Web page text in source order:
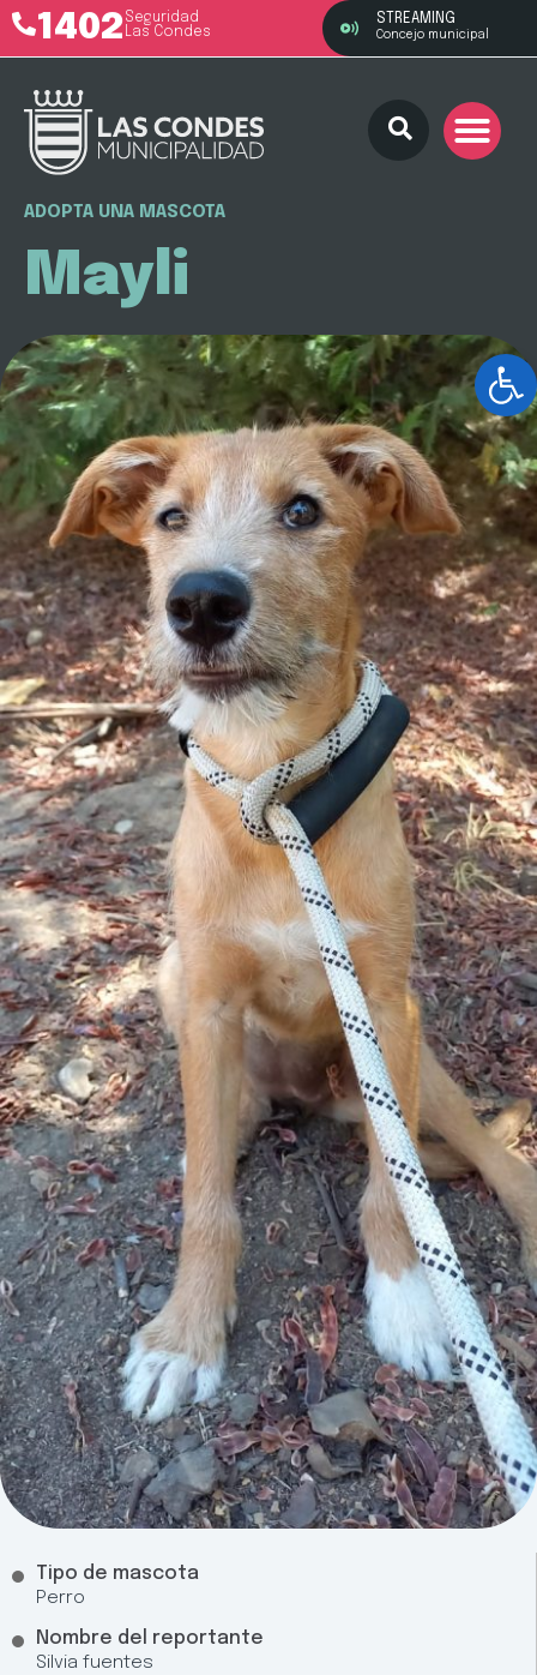
1402 Seguridad
Las Condes
STREAMING
Concejo municipal
ADOPTA UNA MASCOTA
Mayli
Tipo de mascota
Perro
Nombre del reportante
Silvia fuentes